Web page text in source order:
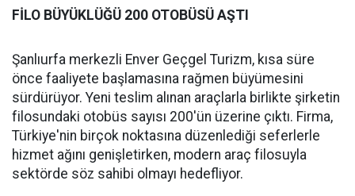
FİLO BÜYÜKLÜĞÜ 200 OTOBÜSÜ AŞTI
Şanlıurfa merkezli Enver Geçgel Turizm, kısa süre
önce faaliyete başlamasına rağmen büyümesini
sürdürüyor. Yeni teslim alınan araçlarla birlikte şirketin
filosundaki otobüs sayısı 200'ün üzerine çıktı. Firma,
Türkiye'nin birçok noktasına düzenlediği seferlerle
hizmet ağını genişletirken, modern araç filosuyla
sektörde söz sahibi olmayı hedefliyor.